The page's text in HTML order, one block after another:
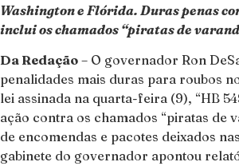
Washington e Flórida. Duras penas
inclui os chamados “piratas de
Da Redação – O governador Ron
penalidades mais duras para roubos
lei assinada na quarta-feira (9), “HB
ação contra os chamados “piratas de
de encomendas e pacotes deixados
gabinete do governador apontou